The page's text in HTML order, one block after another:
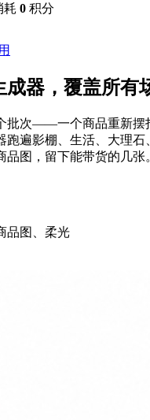
耗 0 积分
成器，覆盖所有
批次——一个商品重新摆
跑遍影棚、生活、大理石
图，留下能带货的几张
品图、柔光